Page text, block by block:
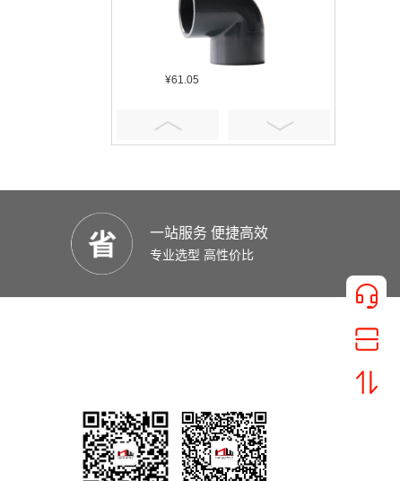
¥61.05
¥401.16
一站服务 便捷高效
专业选型 高性价比